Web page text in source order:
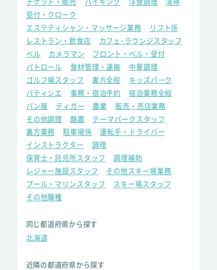
受付・クローク
エステティシャン・マッサージ業務
リフト係
レストラン・飲食店
カフェ･ラウンジスタッフ
ベル
カメラマン
フロント・ベル・受付
パトロール
食材管理・運搬
中華調理
ゴルフ場スタッフ
裏方全般
キッズパーク
パティシエ
事務・宿泊予約
宿泊業務全般
パン屋
ディガー 農業
販売・売店業務
その他調理
酪農
テーマパークスタッフ
裏方業務
駐車場係
運転手・ドライバー
インストラクター
調理
保育士・託児所スタッフ
調理補助
レジャー施設スタッフ
その他スキー場業務
プール・マリンスタッフ
スキー場スタッフ
その他職種
同じ都道府県から探す
北海道
近隣の都道府県から探す